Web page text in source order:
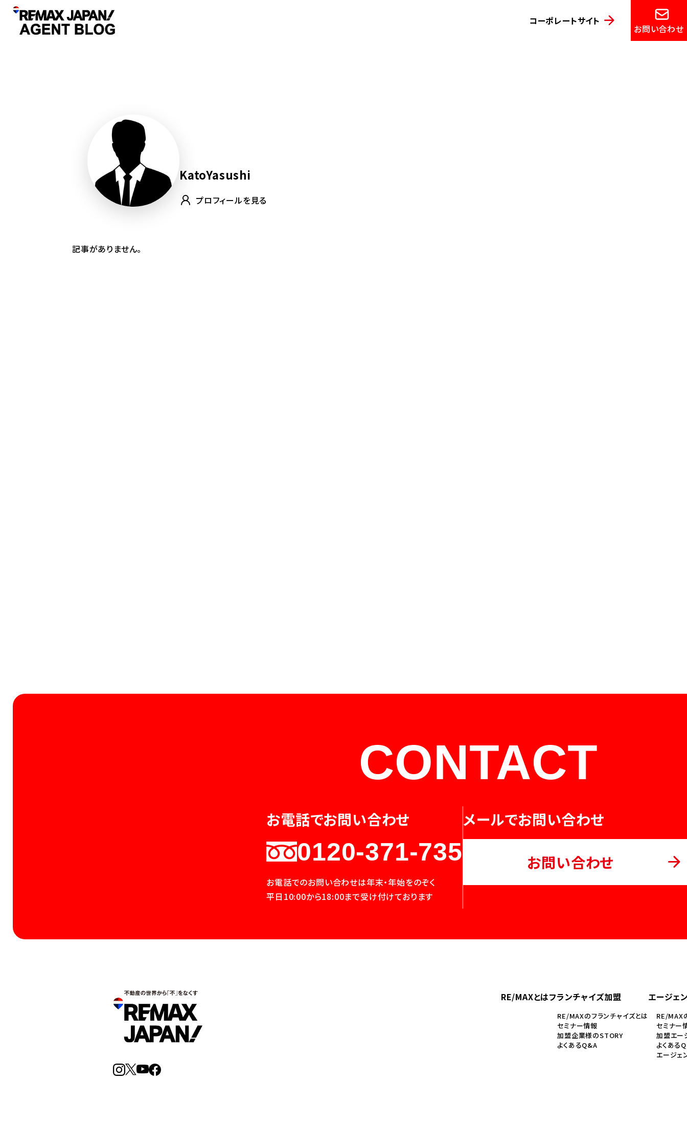
コーポレートサイト
お問い合わせ
KatoYasushi
プロフィールを見る
記事がありません。
CONTACT
お電話でお問い合わせ
0120-371-735
お電話でのお問い合わせは年末・年始をのぞく
平日10:00から18:00まで受け付けております
メールでお問い合わせ
お問い合わせ
RE/MAXとはフランチャイズ加盟
RE/MAXのフランチャイズとは
セミナー情報
加盟企業様のSTORY
よくあるQ&A
エージェ
RE/MAX
セミナー
加盟エー
よくある
エージェ